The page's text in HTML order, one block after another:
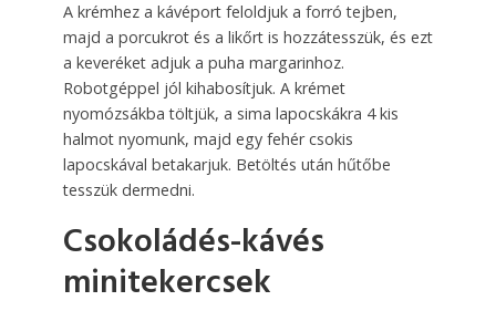
A krémhez a kávéport feloldjuk a forró tejben,
majd a porcukrot és a likőrt is hozzátesszük, és ezt
a keveréket adjuk a puha margarinhoz.
Robotgéppel jól kihabosítjuk. A krémet
nyomózsákba töltjük, a sima lapocskákra 4 kis
halmot nyomunk, majd egy fehér csokis
lapocskával betakarjuk. Betöltés után hűtőbe
tesszük dermedni.
Csokoládés-kávés
minitekercsek